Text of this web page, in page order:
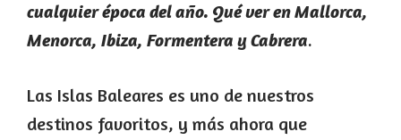
cualquier época del año. Qué ver en Mallorca,
Menorca, Ibiza, Formentera y Cabrera.
Las Islas Baleares es uno de nuestros
destinos favoritos, y más ahora que